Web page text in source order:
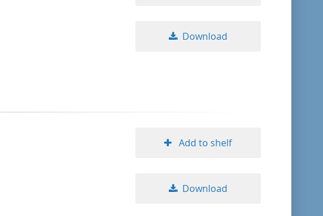
Download
Add to shelf
Download